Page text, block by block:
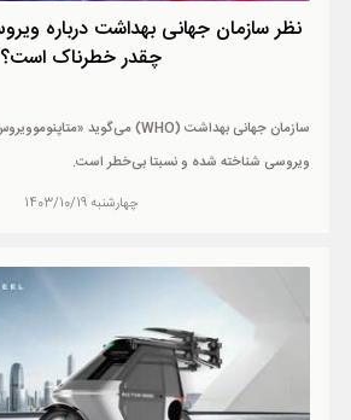
چقدر خطرناک است؟
ویروسی شناخته شده و نسبتا بی‌خطر است.
چهارشنبه 1403/10/19